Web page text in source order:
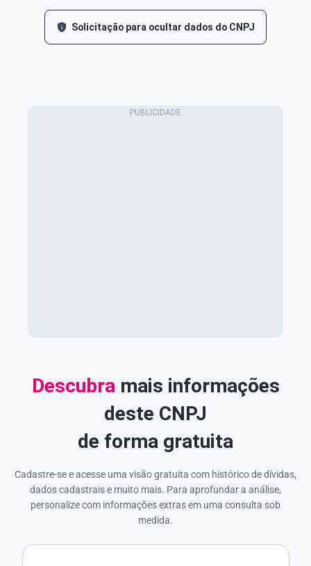
Solicitação para ocultar dados do CNPJ
Descubra mais informações
deste CNPJ
de forma gratuita
Cadastre-se e acesse uma visão gratuita com histórico de dívidas,
dados cadastrais e muito mais. Para aprofundar a análise,
personalize com informações extras em uma consulta sob
medida.